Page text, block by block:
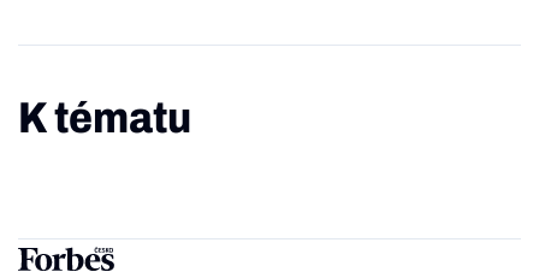
K tématu